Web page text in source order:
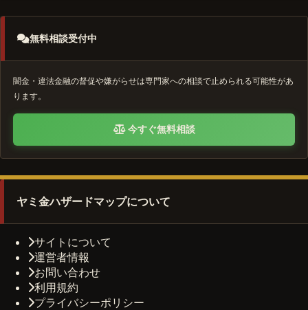
無料相談受付中
闇金・違法金融の督促や嫌がらせは専門家への相談で止められる可能性があ
ります。
今すぐ無料相談
ヤミ金ハザードマップについて
サイトについて
運営者情報
お問い合わせ
利用規約
プライバシーポリシー